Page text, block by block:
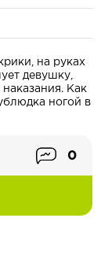
на руках
девушку,
наказания. Как
ногой в
0